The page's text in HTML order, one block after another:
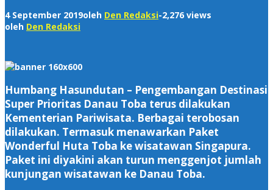
4 September 2019oleh Den Redaksi-2,276 views
oleh Den Redaksi
Humbang Hasundutan – Pengembangan Destinasi
Super Prioritas Danau Toba terus dilakukan
Kementerian Pariwisata. Berbagai terobosan
dilakukan. Termasuk menawarkan Paket
Wonderful Huta Toba ke wisatawan Singapura.
Paket ini diyakini akan turun menggenjot jumlah
kunjungan wisatawan ke Danau Toba.